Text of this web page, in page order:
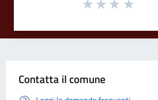
Contatta il comune